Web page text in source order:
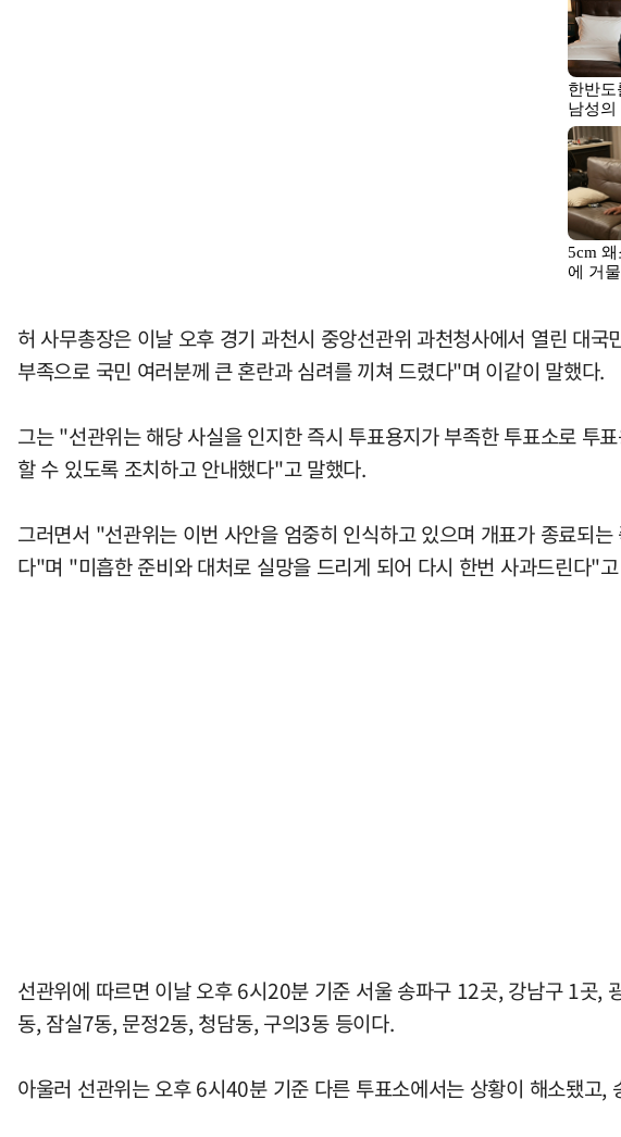
허 사무총장은 이날 오후 경기 과천시 중앙선관위 과천청사에서 열린 대
부족으로 국민 여러분께 큰 혼란과 심려를 끼쳐 드렸다"며 이같이 말했다.
그는 "선관위는 해당 사실을 인지한 즉시 투표용지가 부족한 투표소로 투
할 수 있도록 조치하고 안내했다"고 말했다.
그러면서 "선관위는 이번 사안을 엄중히 인식하고 있으며 개표가 종료되
다"며 "미흡한 준비와 대처로 실망을 드리게 되어 다시 한번 사과드린다"
선관위에 따르면 이날 오후 6시20분 기준 서울 송파구 12곳, 강남구 1곳,
동, 잠실7동, 문정2동, 청담동, 구의3동 등이다.
아울러 선관위는 오후 6시40분 기준 다른 투표소에서는 상황이 해소됐고